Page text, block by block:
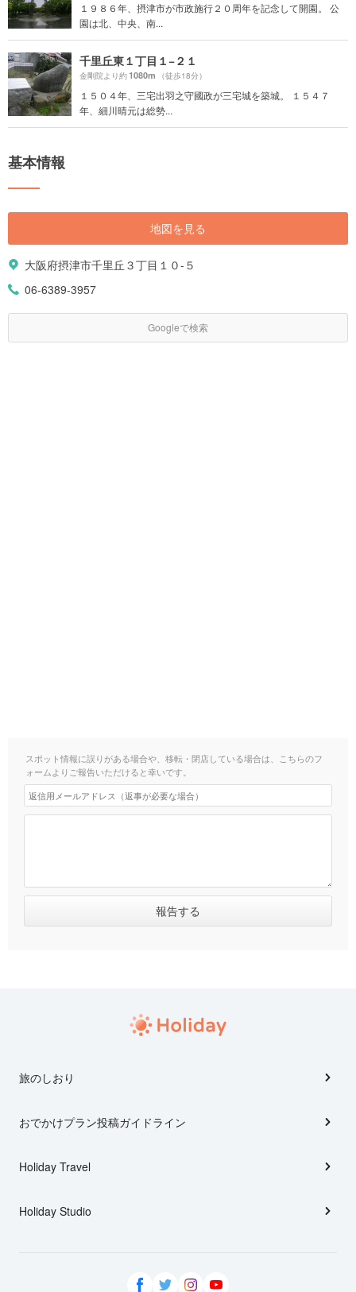
１９８６年、摂津市が市政施行２０周年を記念して開園。 公
園は北、中央、南...
千里丘東１丁目１−２１
金剛院より約1080m （徒歩18分）
１５０４年、三宅出羽之守國政が三宅城を築城。 １５４７
年、細川晴元は総勢...
基本情報
地図を見る
大阪府摂津市千里丘３丁目１０-５
06-6389-3957
Googleで検索
スポット情報に誤りがある場合や、移転・閉店している場合は、こちらのフ
ォームよりご報告いただけると幸いです。
旅のしおり
おでかけプラン投稿ガイドライン
Holiday Travel
Holiday Studio